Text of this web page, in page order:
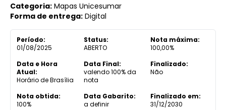
Categoria: Mapas Unicesumar
Forma de entrega: Digital
Período:
01/08/2025
Status:
ABERTO
Nota máxima:
100,00%
Data e Hora
Atual:
Horário de Brasília
Data Final:
valendo 100% da
nota
Finalizado:
Não
Nota obtida:
100%
Data Gabarito:
a definir
Finalizado em:
31/12/2030